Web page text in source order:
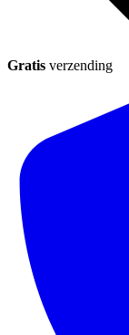
Gratis verzending